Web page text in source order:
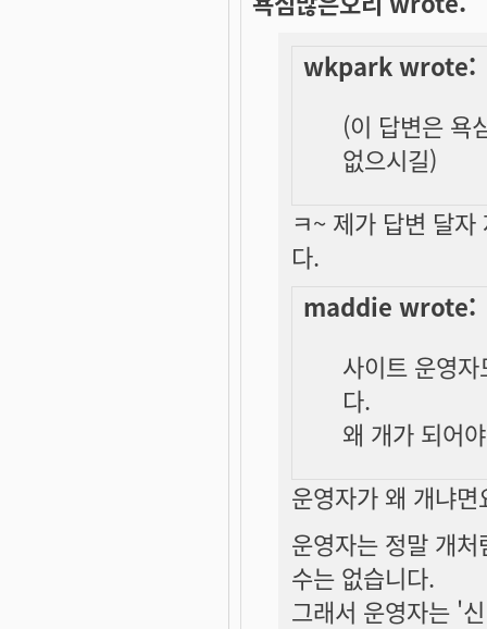
wkpark wrote:
(이 답변은 욕
없으시길)
ㅋ~ 제가 답변 달
다.
maddie wrote:
사이트 운영
다.
왜 개가 되어
운영자가 왜 개냐면
운영자는 정말 개
수는 없습니다.
그래서 운영자는 '